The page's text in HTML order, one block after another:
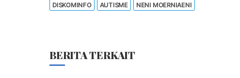
DISKOMINFO AUTISME NENI MOERNIAENI
BERITA TERKAIT